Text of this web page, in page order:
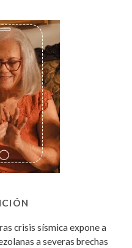
crisis sísmica expone a
a severas brechas